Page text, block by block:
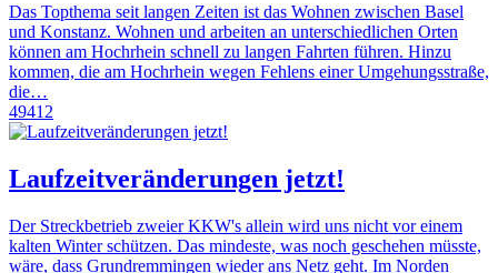
Das Topthema seit langen Zeiten ist das Wohnen zwischen Basel
und Konstanz. Wohnen und arbeiten an unterschiedlichen Orten
können am Hochrhein schnell zu langen Fahrten führen. Hinzu
kommen, die am Hochrhein wegen Fehlens einer Umgehungsstraße,
die…
49412
Laufzeitveränderungen jetzt!
Der Streckbetrieb zweier KKW's allein wird uns nicht vor einem
kalten Winter schützen. Das mindeste, was noch geschehen müsste,
wäre, dass Grundremmingen wieder ans Netz geht. Im Norden